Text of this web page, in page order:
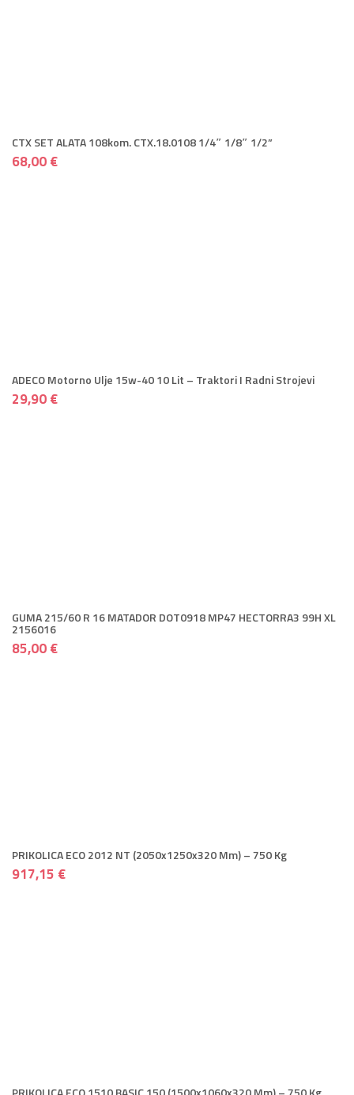
CTX SET ALATA 108kom. CTX.18.0108 1/4″ 1/8″ 1/2”
68,00 €
ADECO Motorno Ulje 15w-40 10 Lit – Traktori I Radni Strojevi
29,90 €
GUMA 215/60 R 16 MATADOR DOT0918 MP47 HECTORRA3 99H XL
2156016
85,00 €
PRIKOLICA ECO 2012 NT (2050x1250x320 Mm) – 750 Kg
917,15 €